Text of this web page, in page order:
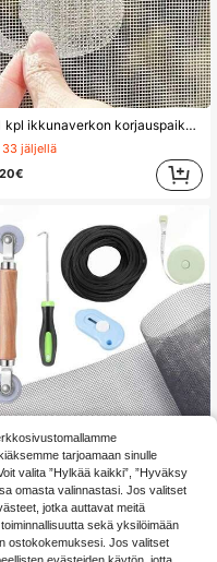
5/1 kpl ikkunaverkon korjauspaikkasarja, liukuvan lemmikkiverkko-oven korjauspaikka, vahvalla liimalla varustettu verkon korjauspaikkapaperi, reikien ja repeämien korjaamiseen, repeämätön paikka, sopii raskaaseen DIY-kotiverkon korjaukseen, hyttysverkon paikka, ihanteellinen lemmikin omistajille, vuokralaisille ja kodin omistajille, kesän valmisteluun, muuttoon, kiitospäivään ja kouluunpaluukauteen
33 jäljellä
5 jäljellä
tarjoamaan sinulle
valita ”Hylkää kaikki”, ”Hyväksy
omasta valinnastasi. Jos valitset
jotka auttavat meitä
sekä yksilöimään
ostokokemuksesi. Jos valitset